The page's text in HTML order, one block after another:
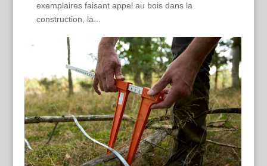
exemplaires faisant appel au bois dans la
construction, la...